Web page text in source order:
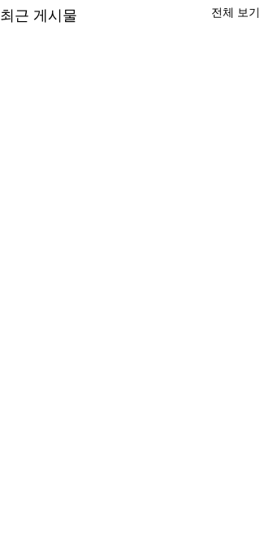
최근 게시물 전체 보기